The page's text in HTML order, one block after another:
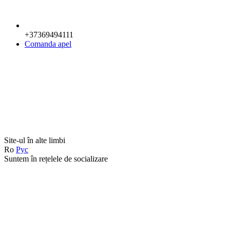
+37369494111
Comanda apel
Site-ul în alte limbi
Ro Рус
Suntem în rețelele de socializare